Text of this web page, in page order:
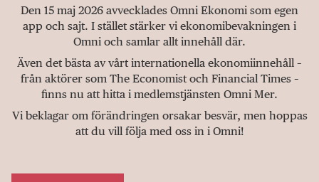
Den 15 maj 2026 avvecklades Omni Ekonomi som egen
app och sajt. I stället stärker vi ekonomibevakningen i
Omni och samlar allt innehåll där.
Även det bästa av vårt internationella ekonomiinnehåll –
från aktörer som The Economist och Financial Times –
finns nu att hitta i medlemstjänsten Omni Mer.
Vi beklagar om förändringen orsakar besvär, men hoppas
att du vill följa med oss in i Omni!